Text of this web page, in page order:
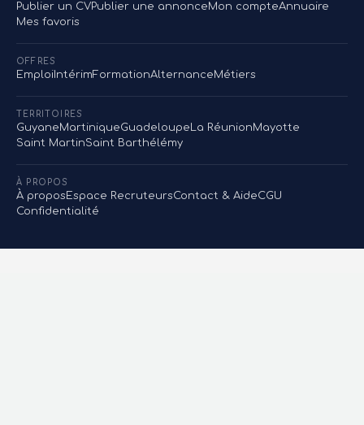
Publier un CVPublier une annonceMon compteAnnuaire
Mes favoris
OFFRES
EmploiIntérimFormationAlternanceMétiers
TERRITOIRES
GuyaneMartiniqueGuadeloupe La RéunionMayotte
Saint MartinSaint Barthélémy
À PROPOS
À propos Espace RecruteursContact & AideCGU
Confidentialité